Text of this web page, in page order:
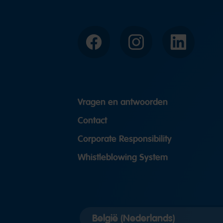
Facebook Instagram LinkedIn
Vragen en antwoorden
Contact
Corporate Responsibility
Whistleblowing System